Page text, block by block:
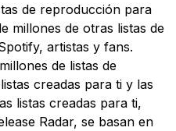
de reproducción para
millones de otras listas de
artistas y fans.
de listas de
creadas para ti y las
listas creadas para ti,
Radar, se basan en